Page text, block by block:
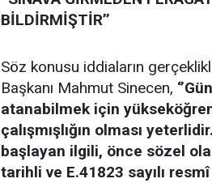
BİLDİRMİŞTİR’’
Söz konusu iddiaların
Başkanı Mahmut Sinecen,
atanabilmek için
çalışmışlığın olması
başlayan ilgili, önce sözel
tarihli ve E.41823 sayılı